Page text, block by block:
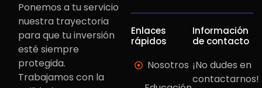
Ponemos a tu servicio
nuestra trayectoria
para que tu inversión
esté siempre
protegida.
Trabajamos con la
Enlaces
rápidos
Nosotros
Información
de contacto
¡No dudes en
contactarnos!